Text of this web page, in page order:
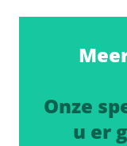
Onze
u er